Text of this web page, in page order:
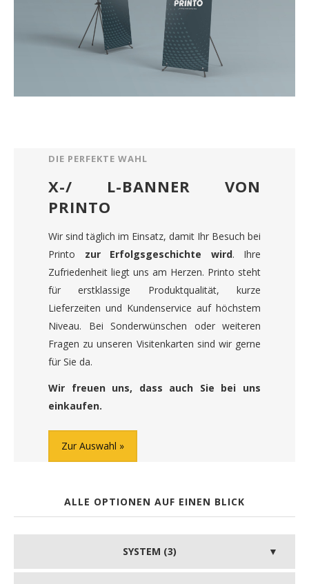
DIE PERFEKTE WAHL
X-/ L-BANNER VON
PRINTO
Wir sind täglich im Einsatz, damit Ihr Besuch bei
Printo zur Erfolgsgeschichte wird. Ihre
Zufriedenheit liegt uns am Herzen. Printo steht
für erstklassige Produktqualität, kurze
Lieferzeiten und Kundenservice auf höchstem
Niveau. Bei Sonderwünschen oder weiteren
Fragen zu unseren Visitenkarten sind wir gerne
für Sie da.
Wir freuen uns, dass auch Sie bei uns
einkaufen.
Zur Auswahl
ALLE OPTIONEN AUF EINEN BLICK
SYSTEM (3)